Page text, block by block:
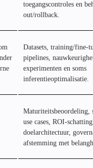
toegangscontroles en
out/rollback.
Datasets, training/fine-
pipelines,
experimenten en soms
inferentieoptimalisatie.
Maturiteitsbeoordeling,
use cases, ROI-
doelarchitectuur,
afstemming met